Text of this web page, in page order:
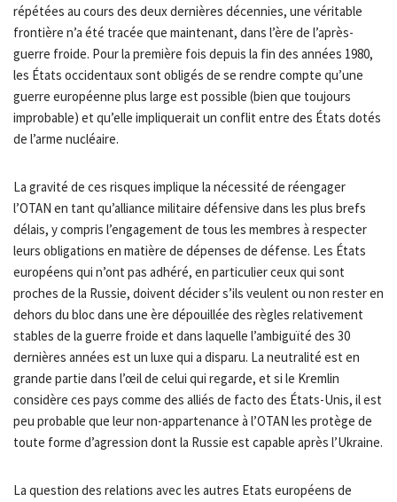
répétées au cours des deux dernières décennies, une véritable
frontière n’a été tracée que maintenant, dans l’ère de l’après-
guerre froide. Pour la première fois depuis la fin des années 1980,
les États occidentaux sont obligés de se rendre compte qu’une
guerre européenne plus large est possible (bien que toujours
improbable) et qu’elle impliquerait un conflit entre des États dotés
de l’arme nucléaire.
La gravité de ces risques implique la nécessité de réengager
l’OTAN en tant qu’alliance militaire défensive dans les plus brefs
délais, y compris l’engagement de tous les membres à respecter
leurs obligations en matière de dépenses de défense. Les États
européens qui n’ont pas adhéré, en particulier ceux qui sont
proches de la Russie, doivent décider s’ils veulent ou non rester en
dehors du bloc dans une ère dépouillée des règles relativement
stables de la guerre froide et dans laquelle l’ambiguïté des 30
dernières années est un luxe qui a disparu. La neutralité est en
grande partie dans l’œil de celui qui regarde, et si le Kremlin
considère ces pays comme des alliés de facto des États-Unis, il est
peu probable que leur non-appartenance à l’OTAN les protège de
toute forme d’agression dont la Russie est capable après l’Ukraine.
La question des relations avec les autres Etats européens de